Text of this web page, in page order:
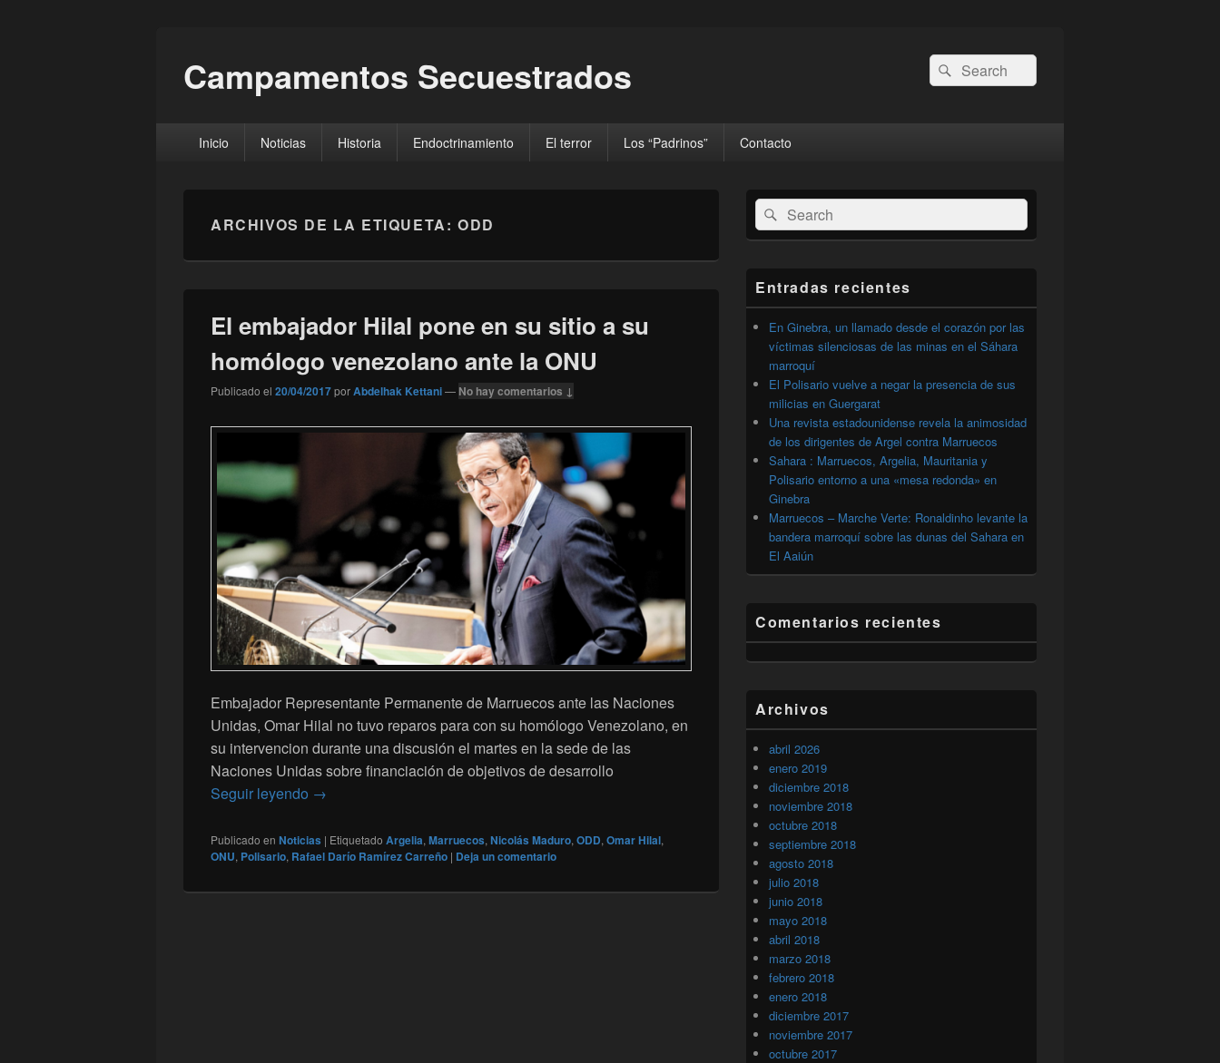
Campamentos Secuestrados
Buscar
por:
Buscar
principalInicio Noticias Historia Endoctrinamiento El terror Los “Padrinos” Contacto
ARCHIVOS DE LA ETIQUETA:ODD
El embajador Hilal pone en su sitio a su
homólogo venezolano ante la ONU
Publicado el 20/04/2017porAbdelhak Kettani— No hay comentarios ↓
Embajador Representante Permanente de Marruecos ante las Naciones
Unidas, Omar Hilal no tuvo reparos para con su homólogo Venezolano, en
su intervencion durante una discusión el martes en la sede de las
Naciones Unidas sobre financiación de objetivos de desarrollo
Seguir leyendo El embajador Hilal pone en su sitio a su homólogo venezolano ante la ONU
→
Publicado en Noticias | Etiquetado Argelia, Marruecos, Nicolás Maduro, ODD, Omar Hilal,
ONU, Polisario, Rafael Darío Ramírez Carreño | Deja un comentario
El
área
de
widget
lateral
primaria
Buscar
por:
Buscar
Entradas recientes
En Ginebra, un llamado desde el corazón por las
víctimas silenciosas de las minas en el Sáhara
marroquí
El Polisario vuelve a negar la presencia de sus
milicias en Guergarat
Una revista estadounidense revela la animosidad
de los dirigentes de Argel contra Marruecos
Sahara : Marruecos, Argelia, Mauritania y
Polisario entorno a una «mesa redonda» en
Ginebra
Marruecos – Marche Verte: Ronaldinho levante la
bandera marroquí sobre las dunas del Sahara en
El Aaiún
Comentarios recientes
Archivos
abril 2026
enero 2019
diciembre 2018
noviembre 2018
octubre 2018
septiembre 2018
agosto 2018
julio 2018
junio 2018
mayo 2018
abril 2018
marzo 2018
febrero 2018
enero 2018
diciembre 2017
noviembre 2017
octubre 2017